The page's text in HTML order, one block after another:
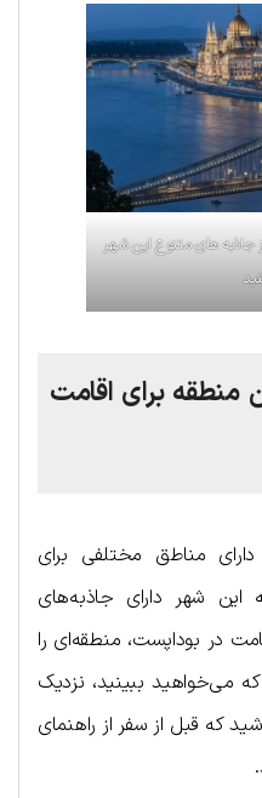
جاذبه های متنوع این شهر
منطقه برای اقامت
مناطق مختلفی برای
این شهر دارای جاذبه‌های
در بوداپست، منطقه‌ای را
می‌خواهید ببینید، نزدیک
که قبل از سفر از راهنمای